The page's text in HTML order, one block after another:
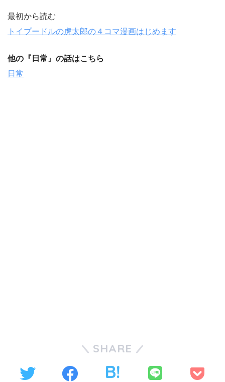
最初から読む
トイプードルの虎太郎の４コマ漫画はじめます
他の『 日常 』の話はこちら
日常
SHARE